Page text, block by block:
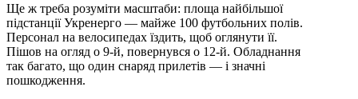
Ще ж треба розуміти масштаби: площа найбільшої
підстанції Укренерго — майже 100 футбольних полів.
Персонал на велосипедах їздить, щоб оглянути її.
Пішов на огляд о 9-й, повернувся о 12-й. Обладнання
так багато, що один снаряд прилетів — і значні
пошкодження.